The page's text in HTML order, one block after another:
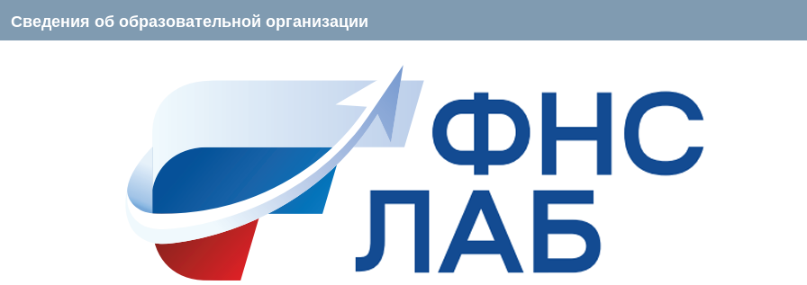
Сведения об образовательной организации